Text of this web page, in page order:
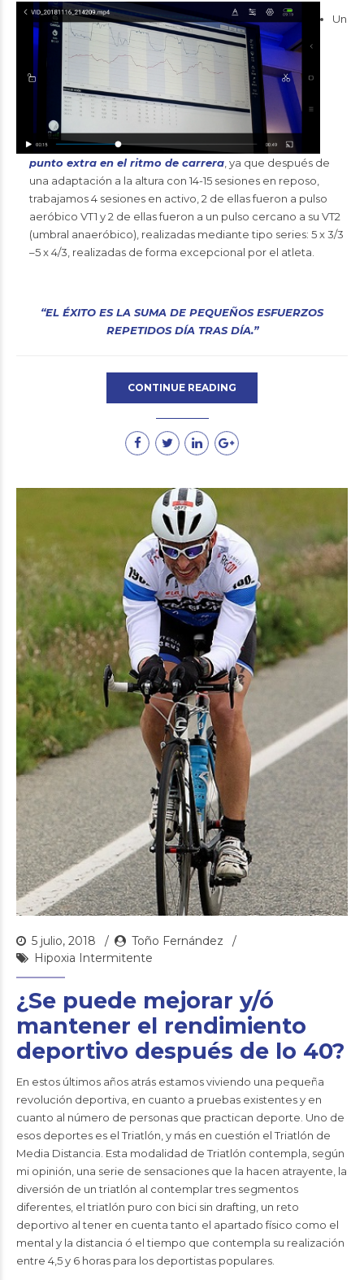
Un
punto extra en el ritmo de carrera, ya que después de
una adaptación a la altura con 14-15 sesiones en reposo,
trabajamos 4 sesiones en activo, 2 de ellas fueron a pulso
aeróbico VT1 y 2 de ellas fueron a un pulso cercano a su VT2
(umbral anaeróbico), realizadas mediante tipo series: 5 x 3/3
–5 x 4/3, realizadas de forma excepcional por el atleta.
“EL ÉXITO ES LA SUMA DE PEQUEÑOS ESFUERZOS
REPETIDOS DÍA TRAS DÍA.”
CONTINUE READING
5 julio, 2018
Toño Fernández
Hipoxia Intermitente
¿Se puede mejorar y/ó
mantener el rendimiento
deportivo después de lo 40?
En estos últimos años atrás estamos viviendo una pequeña
revolución deportiva, en cuanto a pruebas existentes y en
cuanto al número de personas que practican deporte. Uno de
esos deportes es el Triatlón, y más en cuestión el Triatlón de
Media Distancia. Esta modalidad de Triatlón contempla, según
mi opinión, una serie de sensaciones que la hacen atrayente, la
diversión de un triatlón al contemplar tres segmentos
diferentes, el triatlón puro con bici sin drafting, un reto
deportivo al tener en cuenta tanto el apartado físico como el
mental y la distancia ó el tiempo que contempla su realización
entre 4,5 y 6 horas para los deportistas populares.